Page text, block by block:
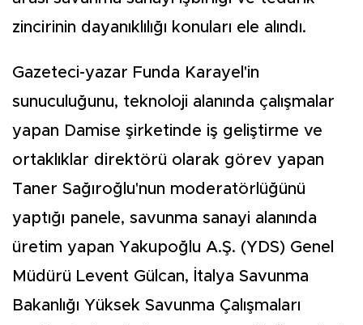
zincirinin dayanıklılığı konuları ele alındı.
Gazeteci-yazar Funda Karayel'in
sunuculuğunu, teknoloji alanında çalışmalar
yapan Damise şirketinde iş geliştirme ve
ortaklıklar direktörü olarak görev yapan
Taner Sağıroğlu'nun moderatörlüğünü
yaptığı panele, savunma sanayi alanında
üretim yapan Yakupoğlu A.Ş. (YDS) Genel
Müdürü Levent Gülcan, İtalya Savunma
Bakanlığı Yüksek Savunma Çalışmaları